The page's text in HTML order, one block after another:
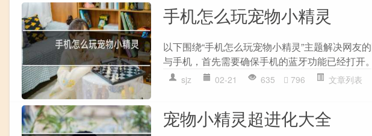
手机怎么玩宠物小精灵
以下围绕“手机怎么玩宠物小精灵”主题解决网友
与手机，首先需要确保手机的蓝牙功能已经打开
sjz 02-21 635 796 文章列表
宠物小精灵超进化大全